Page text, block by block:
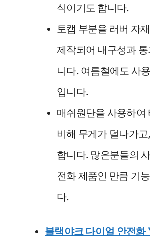
식이기도 합니다.
토캡 부분을 러버 자
제작되어 내구성과
니다. 여름철에도 사
입니다.
매쉬원단을 사용하여
비해 무게가 덜나가
합니다. 많은분들의
전화 제품인 만큼 기
다.
블랙야크 다이얼 안전